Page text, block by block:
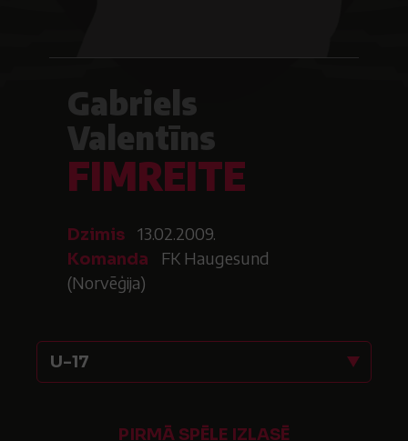
Gabriels
Valentīns
FIMREITE
Dzimis 13.02.2009.
Komanda
FK Haugesund
(Norvēģija)
U-17
PIRMĀ SPĒLE IZLASĒ